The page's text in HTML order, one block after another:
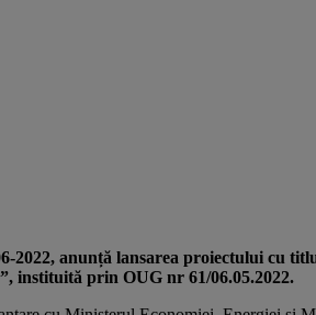
anunță lansarea proiectului cu
instituită prin OUG nr 61/06.05.2022.